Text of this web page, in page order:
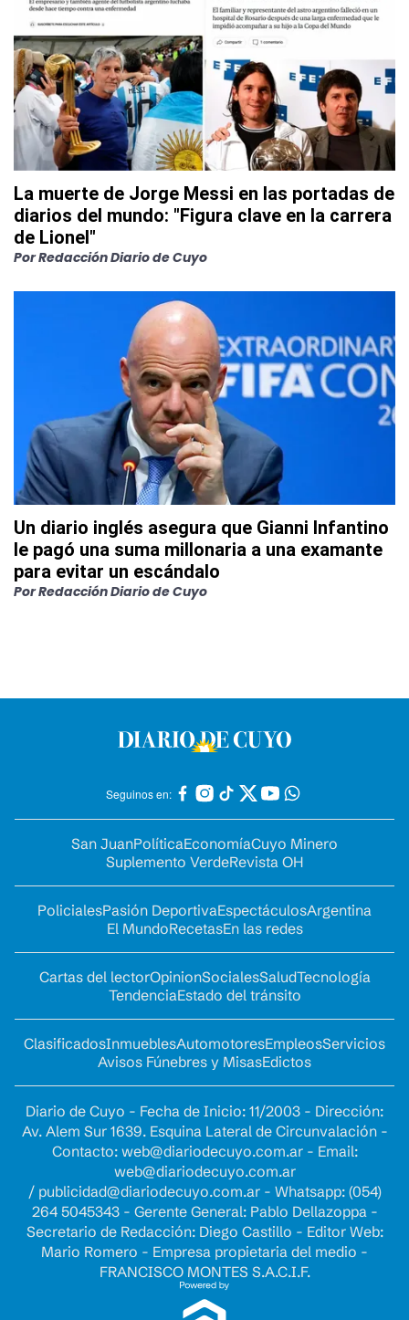
La muerte de Jorge Messi en las portadas de
diarios del mundo: "Figura clave en la carrera
de Lionel"
PorRedacción Diario de Cuyo
Un diario inglés asegura que Gianni Infantino
le pagó una suma millonaria a una examante
para evitar un escándalo
PorRedacción Diario de Cuyo
Seguinos en:
San JuanPolíticaEconomíaCuyo Minero
Suplemento VerdeRevista OH
PolicialesPasión DeportivaEspectáculosArgentina
El MundoRecetasEn las redes
Cartas del lectorOpinionSocialesSaludTecnología
TendenciaEstado del tránsito
ClasificadosInmueblesAutomotoresEmpleosServicios
Avisos Fúnebres y MisasEdictos
Diario de Cuyo - Fecha de Inicio: 11/2003 - Dirección:
Av. Alem Sur 1639. Esquina Lateral de Circunvalación -
Contacto: web@diariodecuyo.com.ar- Email:
web@diariodecuyo.com.ar
/ publicidad@diariodecuyo.com.ar- Whatsapp: (054)
264 5045343 - Gerente General: Pablo Dellazoppa -
Secretario de Redacción: Diego Castillo - Editor Web:
Mario Romero - Empresa propietaria del medio -
FRANCISCO MONTES S.A.C.I.F.